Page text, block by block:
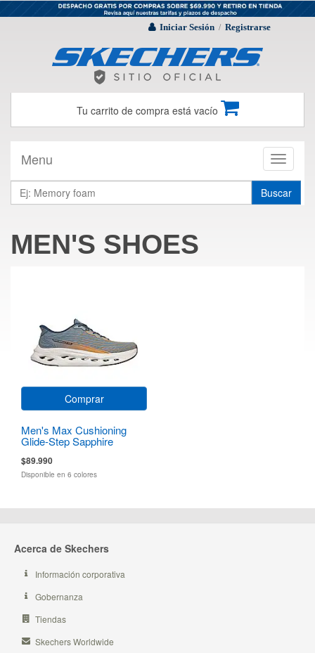
Iniciar Sesión / Registrarse
Tu carrito de compra está vacío
Toggle
Menu
Buscar
MEN'S SHOES
Comprar
Men's Max Cushioning
Glide-Step Sapphire
$89.990
Disponible en 6 colores
Acerca de Skechers
Información corporativa
Gobernanza
Tiendas
Skechers Worldwide